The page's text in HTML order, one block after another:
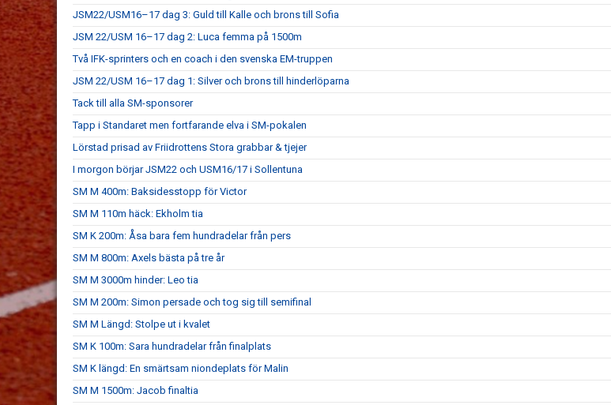
JSM22/USM16–17 dag 3: Guld till Kalle och brons till Sofia
JSM 22/USM 16–17 dag 2: Luca femma på 1500m
Två IFK-sprinters och en coach i den svenska EM-truppen
JSM 22/USM 16–17 dag 1: Silver och brons till hinderlöparna
Tack till alla SM-sponsorer
Tapp i Standaret men fortfarande elva i SM-pokalen
Lörstad prisad av Friidrottens Stora grabbar & tjejer
I morgon börjar JSM22 och USM16/17 i Sollentuna
SM M 400m: Baksidesstopp för Victor
SM M 110m häck: Ekholm tia
SM K 200m: Åsa bara fem hundradelar från pers
SM M 800m: Axels bästa på tre år
SM M 3000m hinder: Leo tia
SM M 200m: Simon persade och tog sig till semifinal
SM M Längd: Stolpe ut i kvalet
SM K 100m: Sara hundradelar från finalplats
SM K längd: En smärtsam niondeplats för Malin
SM M 1500m: Jacob finaltia